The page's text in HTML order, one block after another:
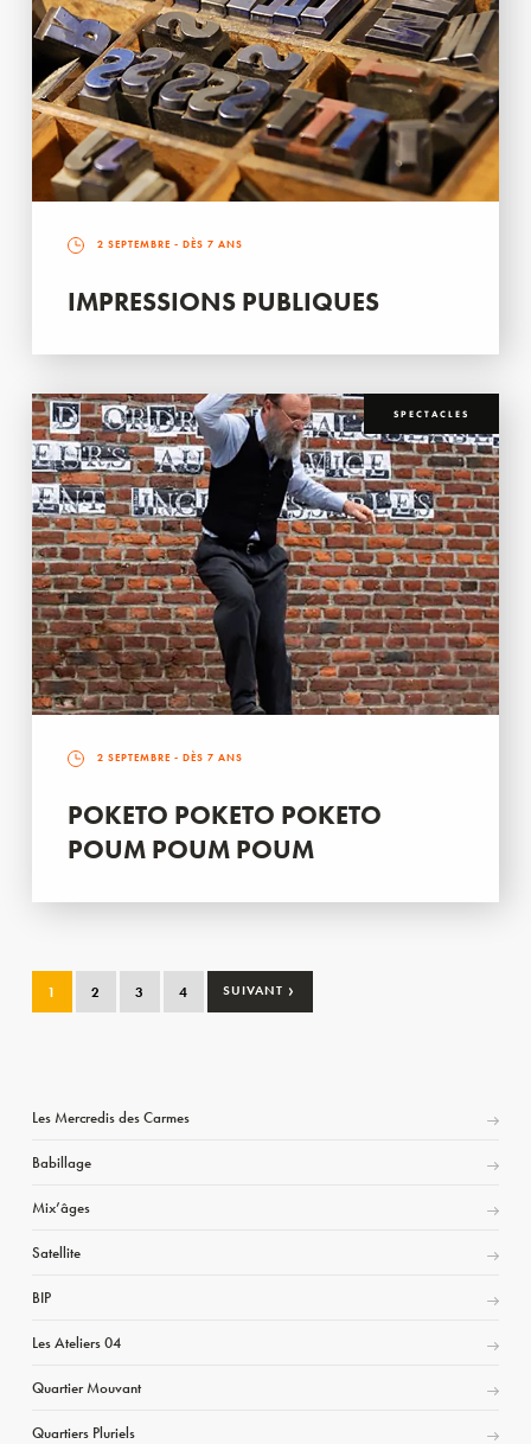
2 SEPTEMBRE - DÈS 7 ANS
IMPRESSIONS PUBLIQUES
SPECTACLES
2 SEPTEMBRE - DÈS 7 ANS
POKETO POKETO POKETO
POUM POUM POUM
1 2 3 4 SUIVANT ›
Les Mercredis des Carmes
Babillage
Mix’âges
Satellite
BIP
Les Ateliers 04
Quartier Mouvant
Quartiers Pluriels